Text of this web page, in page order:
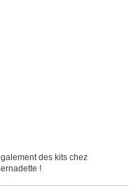
des kits chez
!